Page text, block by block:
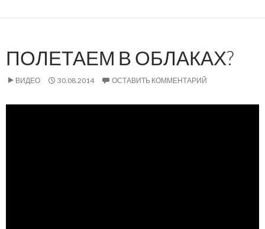
ПОЛЕТАЕМ В ОБЛАКАХ?
ВИДЕО 30.08.2014 ОСТАВИТЬ КОММЕНТАРИЙ